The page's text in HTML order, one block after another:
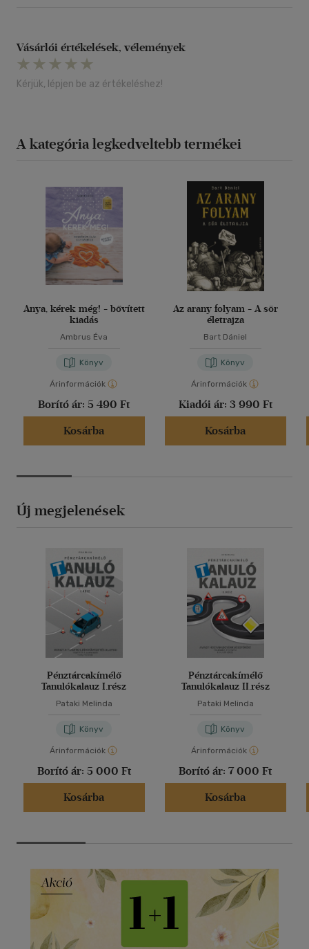
Vásárlói értékelések, vélemények
Kérjük, lépjen be az értékeléshez!
A kategória legkedveltebb termékei
Anya, kérek még! - bővített
kiadás
Ambrus Éva
Könyv
Árinformációk
Borító ár: 5 490 Ft
Kosárba
Az arany folyam - A sör
életrajza
Bart Dániel
Könyv
Árinformációk
Kiadói ár: 3 990 Ft
Kosárba
Új megjelenések
Pénztárcakímélő
Tanulókalauz I.rész
Pataki Melinda
Könyv
Árinformációk
Borító ár: 5 000 Ft
Kosárba
Pénztárcakímélő
Tanulókalauz II.rész
Pataki Melinda
Könyv
Árinformációk
Borító ár: 7 000 Ft
Kosárba